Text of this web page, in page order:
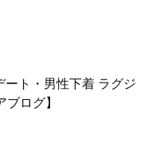
ート・男性下着 ラグジ
ログ】